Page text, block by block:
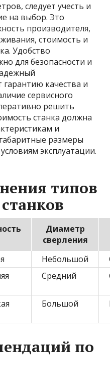
следует учесть и
на выбор. Это
производителя,
стоимость и
Удобство
для безопасности и
качества и
сервисного
решить
станка должна
и
размеры
эксплуатации.
типов
Диаметр
сверления
Небольшой
Средний
Большой
по